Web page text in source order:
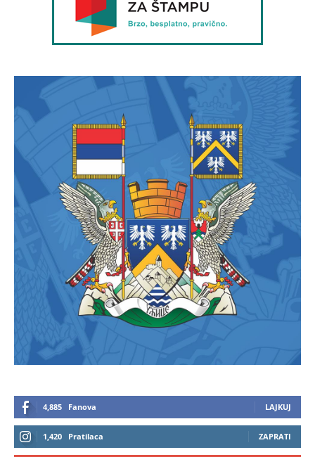
4,885 Fanova LAJKUJ
1,420 Pratilaca ZAPRATI